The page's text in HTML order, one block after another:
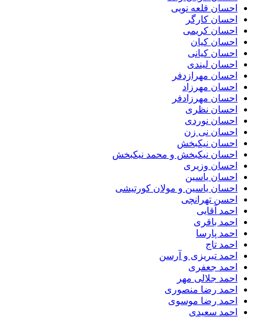
احسان قلعه نویی
احسان کارگر
احسان کریمی
احسان کیان
احسان کیانی
احسان لیندی
احسان مهرازدفر
احسان مهرزاد
احسان مهرزادفر
احسان نظری
احسان نوردی
احسان نی زن
احسان نیکبخش
احسان نیکبخش و محمد نیکبخش
احسان وزیری
احسان یاسین
احسان یاسین و مولان کورتیشی
احسن تهرانچی
احمد آقایی
احمد باقری
احمد پارسا
احمد تاج
احمد تبریزی و آرسن
احمد جعفری
احمد جلالی مهر
احمد رضا منصوری
احمد رضا موسوی
احمد سعیدی